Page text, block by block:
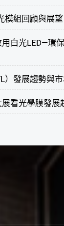
模組回顧與展望
白光LED—環
）發展趨勢與
看光學膜發展